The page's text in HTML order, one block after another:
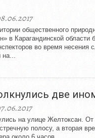
общественного
в Карагандинской области
во время несения
на...
две
на улице Желтоксан.
полосу, а вторая